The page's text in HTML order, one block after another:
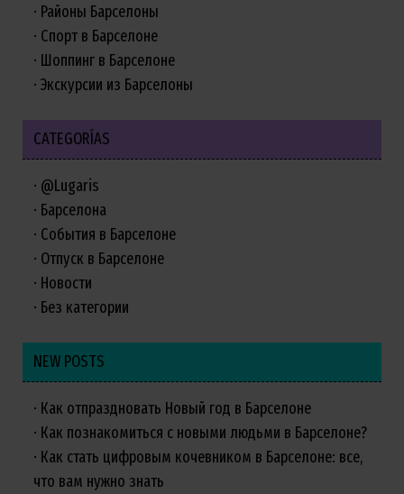
Районы Барселоны
Спорт в Барселоне
Шоппинг в Барселоне
Экскурсии из Барселоны
CATEGORÍAS
@Lugaris
Барселона
События в Барселоне
Отпуск в Барселоне
Новости
Без категории
NEW POSTS
Как отпраздновать Новый год в Барселоне
Как познакомиться с новыми людьми в Барселоне?
Как стать цифровым кочевником в Барселоне: все,
что вам нужно знать